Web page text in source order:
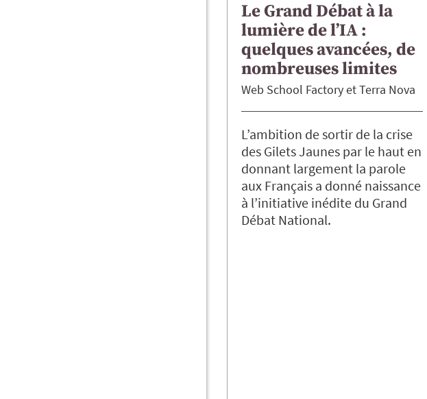
Le Grand Débat à la
lumière de l’IA :
quelques avancées, de
nombreuses limites
Web School Factory Terra Nova
L’ambition de sortir de la crise
des Gilets Jaunes par le haut en
donnant largement la parole
aux Français a donné naissance
à l’initiative inédite du Grand
Débat National.